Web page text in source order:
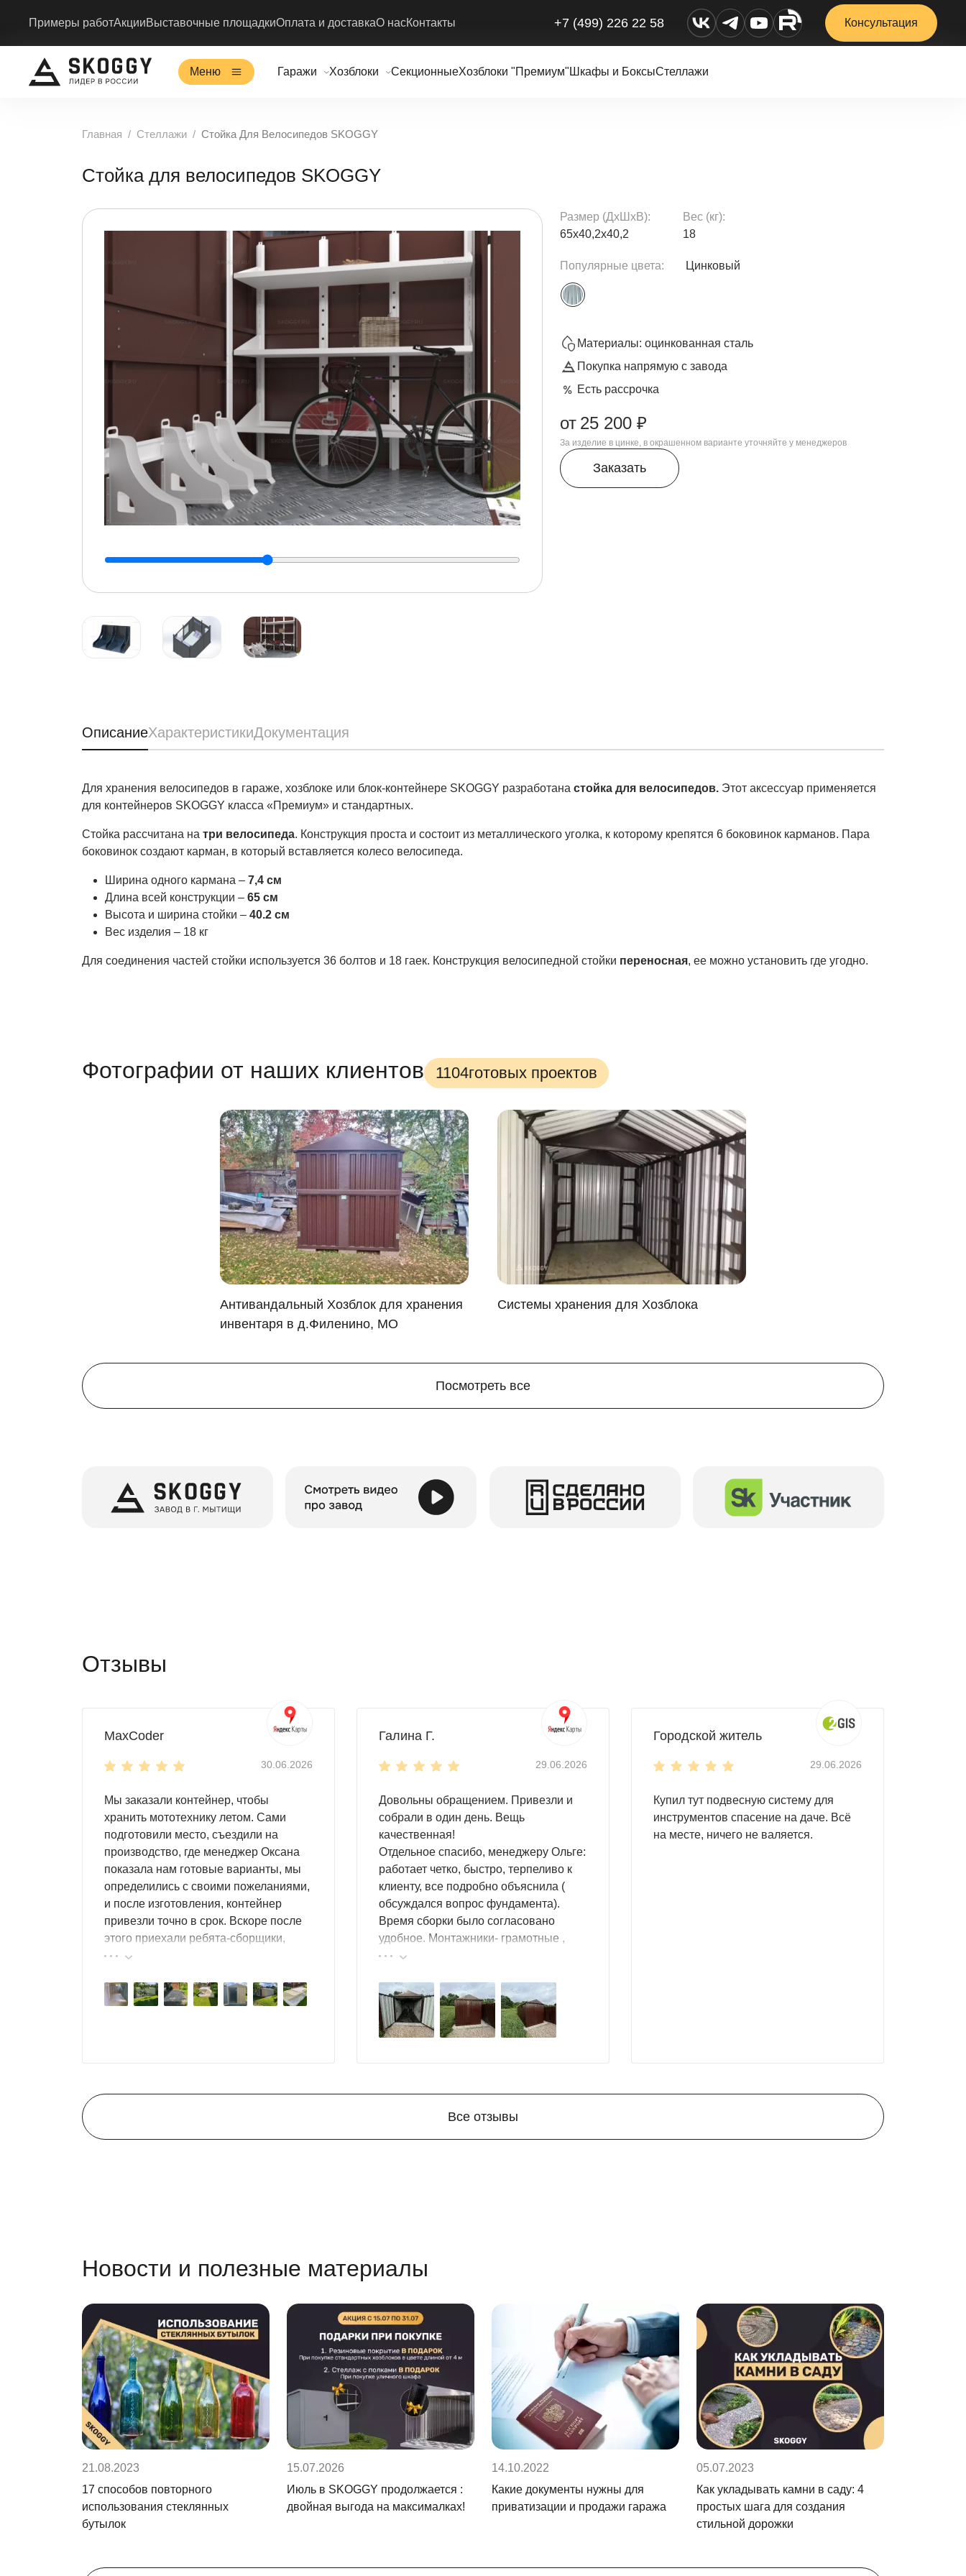
Примеры работАкцииВыставочные площадкиОплата и доставкаО насКонтакты +7 (499) 226 22 58 Консультация
Меню Гаражи Хозблоки СекционныеХозблоки "Премиум" Шкафы и БоксыСтеллажи
Главная Стеллажи Стойка Для Велосипедов SKOGGY
Стойка для велосипедов SKOGGY
Размер (ДxШxВ):
65х40,2х40,2
Вес (кг):
18
Популярные цвета: Цинковый
Материалы: оцинкованная сталь
Покупка напрямую с завода
Есть рассрочка
от 25 200 ₽
За изделие в цинке, в окрашенном варианте уточняйте у менеджеров
Заказать
ОписаниеХарактеристикиДокументация
Для хранения велосипедов в гараже, хозблоке или блок-контейнере SKOGGY разработана стойка для велосипедов. Этот аксессуар применяется
для контейнеров SKOGGY класса «Премиум» и стандартных.
Стойка рассчитана на три велосипеда. Конструкция проста и состоит из металлического уголка, к которому крепятся 6 боковинок карманов. Пара
боковинок создают карман, в который вставляется колесо велосипеда.
Ширина одного кармана – 7,4 см
Длина всей конструкции – 65 см
Высота и ширина стойки – 40.2 см
Вес изделия – 18 кг
Для соединения частей стойки используется 36 болтов и 18 гаек. Конструкция велосипедной стойки переносная, ее можно установить где угодно.
Фотографии от наших клиентов 1104готовых проектов
Антивандальный Хозблок для хранения
инвентаря в д.Филенино, МО
Системы хранения для Хозблока
Посмотреть все
Отзывы
MaxCoder
30.06.2026
Мы заказали контейнер, чтобы
хранить мототехнику летом. Сами
подготовили место, съездили на
производство, где менеджер Оксана
показала нам готовые варианты, мы
определились с своими пожеланиями,
и после изготовления, контейнер
привезли точно в срок. Вскоре после
этого приехали ребята-сборщики,
быстро, за пару часов, всё собрали.
поэтому всем советуем эту фирму.
Галина Г.
29.06.2026
Довольны обращением. Привезли и
собрали в один день. Вещь
качественная!
Отдельное спасибо, менеджеру Ольге:
работает четко, быстро, терпеливо к
клиенту, все подробно объяснила (
обсуждался вопрос фундамента).
Время сборки было согласовано
удобное. Монтажники- грамотные ,
культурные ребята. Спасибо компании
большой выбор продукции, реальные
цены.
Городской житель
29.06.2026
Купил тут подвесную систему для
инструментов спасение на даче. Всё
на месте, ничего не валяется.
Все отзывы
Новости и полезные материалы
21.08.2023
17 способов повторного
использования стеклянных
бутылок
15.07.2026
Июль в SKOGGY продолжается :
двойная выгода на максималках!
14.10.2022
Какие документы нужны для
приватизации и продажи гаража
05.07.2023
Как укладывать камни в саду: 4
простых шага для создания
стильной дорожки